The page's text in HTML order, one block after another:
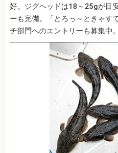
好。ジグヘッドは18～25gが目
ーも完備。「とろっ～ときゃす
チ部門へのエントリーも募集中。